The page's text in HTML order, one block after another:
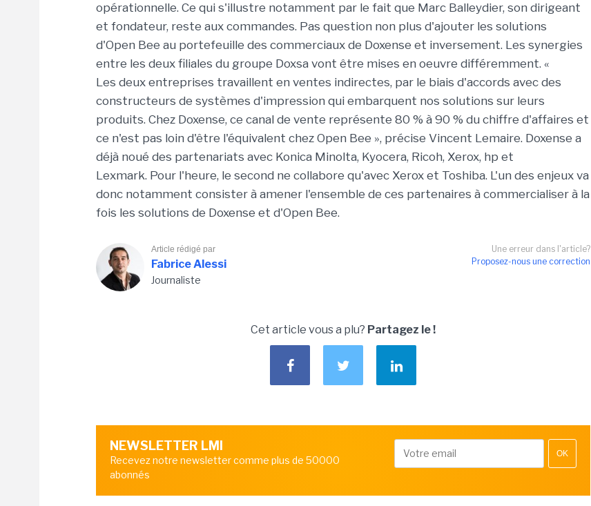
opérationnelle. Ce qui s'illustre notamment par le fait que Marc Balleydier, son dirigeant
et fondateur, reste aux commandes. Pas question non plus d'ajouter les solutions
d'Open Bee au portefeuille des commerciaux de Doxense et inversement. Les synergies
entre les deux filiales du groupe Doxsa vont être mises en oeuvre différemment. «
Les deux entreprises travaillent en ventes indirectes, par le biais d'accords avec des
constructeurs de systèmes d'impression qui embarquent nos solutions sur leurs
produits. Chez Doxense, ce canal de vente représente 80 % à 90 % du chiffre d'affaires et
ce n'est pas loin d'être l'équivalent chez Open Bee », précise Vincent Lemaire. Doxense a
déjà noué des partenariats avec Konica Minolta, Kyocera, Ricoh, Xerox, hp et
Lexmark. Pour l'heure, le second ne collabore qu'avec Xerox et Toshiba. L'un des enjeux va
donc notamment consister à amener l'ensemble de ces partenaires à commercialiser à la
fois les solutions de Doxense et d'Open Bee.
Une erreur dans l'article?
Proposez-nous une correction
Article rédigé par
Fabrice Alessi
Journaliste
Cet article vous a plu? Partagez le !
NEWSLETTER LMI
Recevez notre newsletter comme plus de 50000
abonnés
OK